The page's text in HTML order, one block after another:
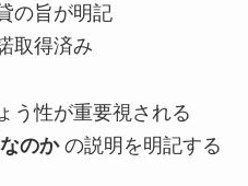
の旨が明記
取得済み
う性が重要視される
のかの説明を明記する